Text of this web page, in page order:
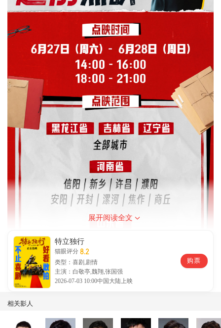
展开阅读全文
特立独行
猫眼评分 8.2
类型：喜剧,剧情
主演：白敬亭,魏翔,张国强
2026-07-03 10:00中国大陆上映
购票
相关影人